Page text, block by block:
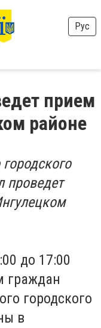
Рус
прием
районе
проведет
до 17:00
граждан
городского
в